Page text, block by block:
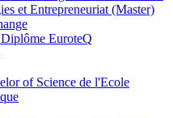
et Entrepreneuriat (Master)
EuroteQ
of Science de l'Ecole